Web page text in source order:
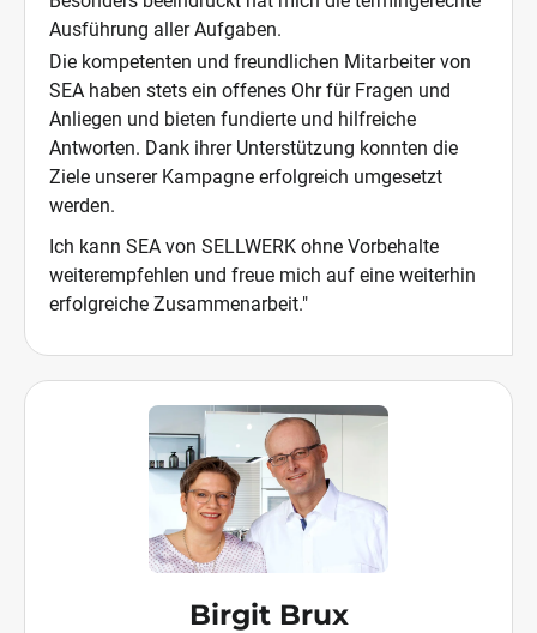
Ausführung aller Aufgaben.
Die kompetenten und freundlichen Mitarbeiter von
SEA haben stets ein offenes Ohr für Fragen und
Anliegen und bieten fundierte und hilfreiche
Antworten. Dank ihrer Unterstützung konnten die
Ziele unserer Kampagne erfolgreich umgesetzt
werden.
Ich kann SEA von SELLWERK ohne Vorbehalte
weiterempfehlen und freue mich auf eine weiterhin
erfolgreiche Zusammenarbeit."
Birgit Brux